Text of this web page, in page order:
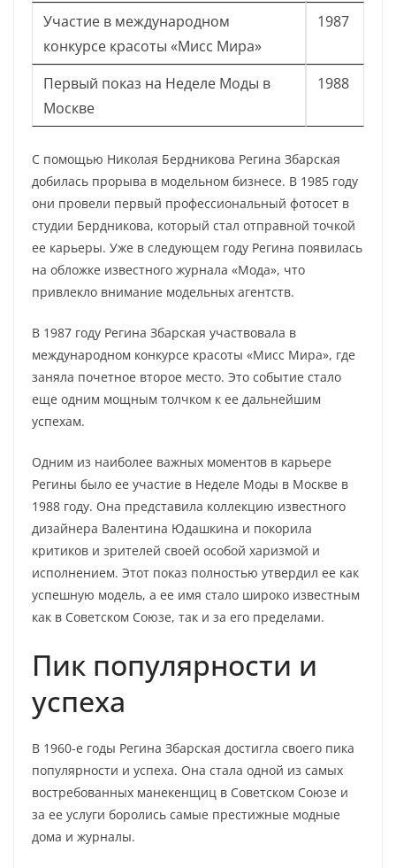
Участие в международном
конкурсе красоты «Мисс Мира»
1987
Первый показ на Неделе Моды в
Москве
1988
С помощью Николая Бердникова Регина Збарская
добилась прорыва в модельном бизнесе. В 1985 году
они провели первый профессиональный фотосет в
студии Бердникова, который стал отправной точкой
ее карьеры. Уже в следующем году Регина появилась
на обложке известного журнала «Мода», что
привлекло внимание модельных агентств.
В 1987 году Регина Збарская участвовала в
международном конкурсе красоты «Мисс Мира», где
заняла почетное второе место. Это событие стало
еще одним мощным толчком к ее дальнейшим
успехам.
Одним из наиболее важных моментов в карьере
Регины было ее участие в Неделе Моды в Москве в
1988 году. Она представила коллекцию известного
дизайнера Валентина Юдашкина и покорила
критиков и зрителей своей особой харизмой и
исполнением. Этот показ полностью утвердил ее как
успешную модель, а ее имя стало широко известным
как в Советском Союзе, так и за его пределами.
Пик популярности и
успеха
В 1960-е годы Регина Збарская достигла своего пика
популярности и успеха. Она стала одной из самых
востребованных манекенщиц в Советском Союзе и
за ее услуги боролись самые престижные модные
дома и журналы.